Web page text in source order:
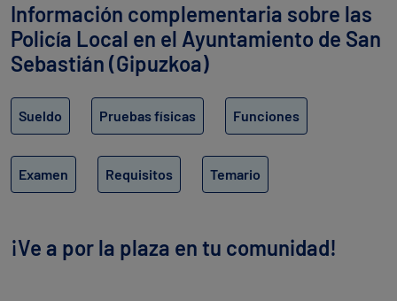
Información complementaria sobre las
Policía Local en el Ayuntamiento de San
Sebastián (Gipuzkoa)
Sueldo Pruebas físicas Funciones
Examen Requisitos Temario
¡Ve a por la plaza en tu comunidad!